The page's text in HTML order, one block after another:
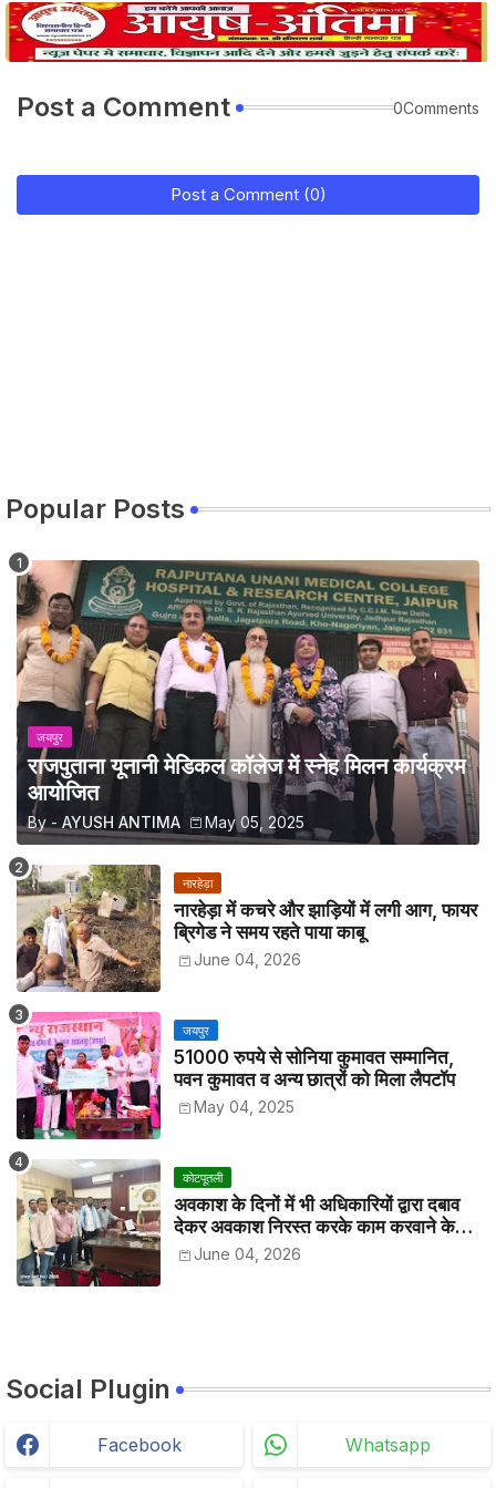
Post a Comment 0Comments
Post a Comment (0)
Popular Posts
जयपुर
राजपुताना यूनानी मेडिकल कॉलेज में स्नेह मिलन कार्यक्रम
आयोजित
By - AYUSH ANTIMA May 05, 2025
नारहेड़ा
नारहेड़ा में कचरे और झाड़ियों में लगी आग, फायर
ब्रिगेड ने समय रहते पाया काबू
June 04, 2026
जयपुर
51000 रुपये से सोनिया कुमावत सम्मानित,
पवन कुमावत व अन्य छात्रों को मिला लैपटॉप
May 04, 2025
कोटपूतली
अवकाश के दिनों में भी अधिकारियों द्वारा दबाव
देकर अवकाश निरस्त करके काम करवाने के
विरोध में कर्मचारियों ने जिला कलेक्टर को सीएस
June 04, 2026
Social Plugin
Facebook Whatsapp